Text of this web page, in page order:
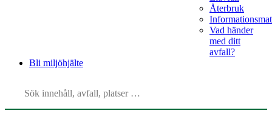
Återbruk
Vad händer
med ditt
avfall?
Bli miljöhjälte